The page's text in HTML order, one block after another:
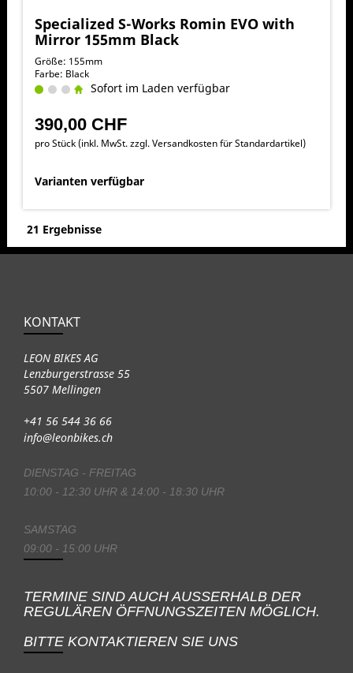
Specialized S-Works Romin EVO with
Mirror 155mm Black
Größe: 155mm
Farbe: Black
Sofort im Laden verfügbar
390,00 CHF
pro Stück (inkl. MwSt. zzgl.Versandkosten für Standardartikel)
Varianten verfügbar
21 Ergebnisse
KONTAKT
LEON BIKES AG
Lenzburgerstrasse 55
5507 Mellingen
+41 56 544 36 66
info@leonbikes.ch
DIENSTAG - FREITAG
10:00 - 12:30 UHR & 14:00 - 18:30 UHR
SAMSTAG
09:00 - 15:00 UHR
TERMINE SIND AUCH AUSSERHALB DER
REGULÄREN ÖFFNUNGSZEITEN MÖGLICH.
BITTE KONTAKTIEREN SIE UNS